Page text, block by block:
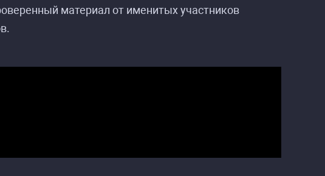
материал от именитых участников